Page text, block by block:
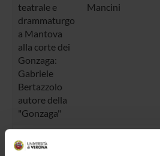
teatrale e
drammaturgo
a Mantova
alla corte dei
Gonzaga:
Gabriele
Bertazzolo
autore della
"Gonzaga"
Mancini
Ricucire